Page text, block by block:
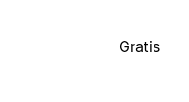
Gratis